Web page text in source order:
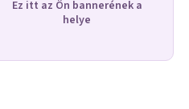
Ez itt az Ön bannerének a
helye